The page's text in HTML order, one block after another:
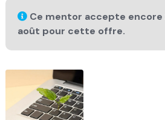
Ce mentor accepte encore
août pour cette offre.